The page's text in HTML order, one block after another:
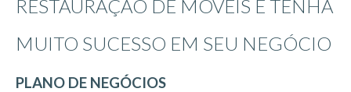
RESTAURAÇÃO DE MÓVEIS E TENHA
MUITO SUCESSO EM SEU NEGÓCIO
PLANO DE NEGÓCIOS